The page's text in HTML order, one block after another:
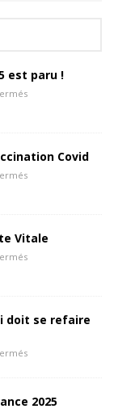
est paru !
Covid
Vitale
doit se refaire
2025